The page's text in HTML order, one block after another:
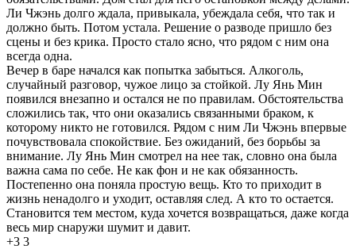
Ли Чжэнь долго ждала, привыкала, убеждала себя, что так и
должно быть. Потом устала. Решение о разводе пришло без
сцены и без крика. Просто стало ясно, что рядом с ним она
всегда одна.
Вечер в баре начался как попытка забыться. Алкоголь,
случайный разговор, чужое лицо за стойкой. Лу Янь Мин
появился внезапно и остался не по правилам. Обстоятельства
сложились так, что они оказались связанными браком, к
которому никто не готовился. Рядом с ним Ли Чжэнь впервые
почувствовала спокойствие. Без ожиданий, без борьбы за
внимание. Лу Янь Мин смотрел на нее так, словно она была
важна сама по себе. Не как фон и не как обязанность.
Постепенно она поняла простую вещь. Кто то приходит в
жизнь ненадолго и уходит, оставляя след. А кто то остается.
Становится тем местом, куда хочется возвращаться, даже когда
весь мир снаружи шумит и давит.
+3 3